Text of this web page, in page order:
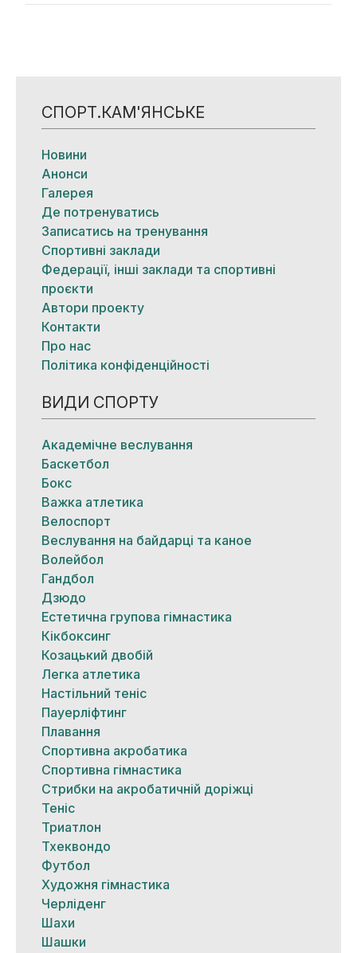
СПОРТ.КАМ'ЯНСЬКЕ
Новини
Анонси
Галерея
Де потренуватись
Записатись на тренування
Спортивні заклади
Федерації, інші заклади та спортивні
проєкти
Автори проекту
Контакти
Про нас
Політика конфіденційності
ВИДИ СПОРТУ
Академічне веслування
Баскетбол
Бокс
Важка атлетика
Велоспорт
Веслування на байдарці та каное
Волейбол
Гандбол
Дзюдо
Естетична групова гімнастика
Кікбоксинг
Козацький двобій
Легка атлетика
Настільний теніс
Пауерліфтинг
Плавання
Спортивна акробатика
Спортивна гімнастика
Стрибки на акробатичній доріжці
Теніс
Триатлон
Тхеквондо
Футбол
Художня гімнастика
Черліденг
Шахи
Шашки